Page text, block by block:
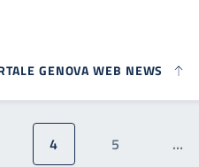
GENOVA WEB NEWS
Pagina attuale
4 Pagina
5 …